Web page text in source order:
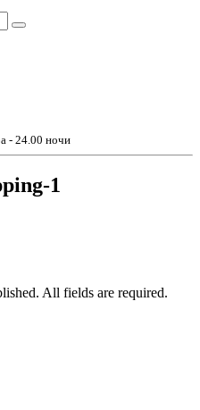
- 24.00 ночи
1
All fields are required.